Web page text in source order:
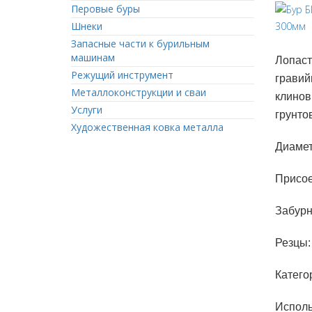
Перовые буры
Шнеки
Запасные части к бурильным
машинам
Режущий инструмент
Металлоконструкции и сваи
Услуги
Художественная ковка металла